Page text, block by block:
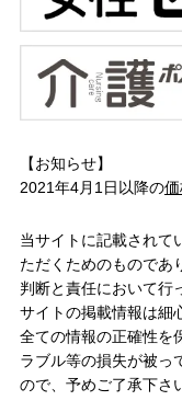
【お知らせ】
2021年4月1日以降の
当サイトに記載されて
ただくためのものであ
判断と責任において行
サイトの掲載情報は細
全ての情報の正確性を
ラブル等の損失が被っ
ので、予めご了承下さ